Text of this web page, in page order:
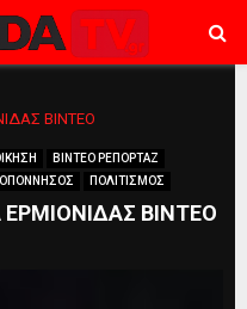
ΒΙΝΤΕΟ
ΒΙΝΤΕΟ ΡΕΠΟΡΤΑΖ
ΠΟΛΙΤΙΣΜΟΣ
ΒΙΝΤΕΟ